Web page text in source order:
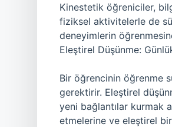
Kinestetik öğreniciler,
fiziksel aktivitelerle de
deneyimlerin
Eleştirel Düşünme:
Bir öğrencinin öğrenme
gerektirir. Eleştirel
yeni bağlantılar kurmak
etmelerine ve eleştirel bir